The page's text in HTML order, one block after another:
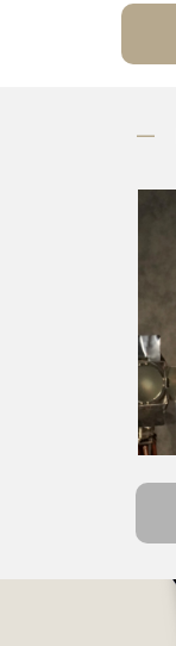
—